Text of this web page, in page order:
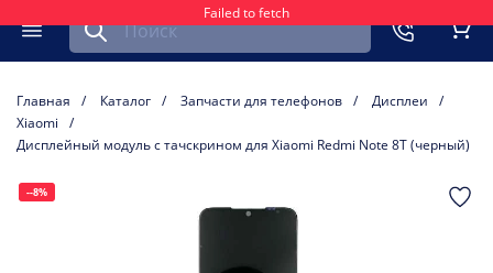
Failed to fetch
Меню
Найти запчасть для мобильного устройства
Главная Каталог Запчасти для телефонов
Дисплеи
Xiaomi
Дисплейный модуль с тачскрином для Xiaomi Redmi Note 8T (черный)
--8%